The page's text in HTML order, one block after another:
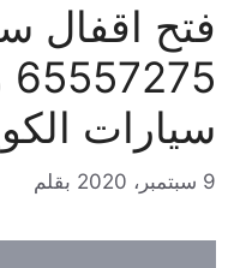
فتح اقفال
سيارات
9 سبتمبر، 2020 بقلم